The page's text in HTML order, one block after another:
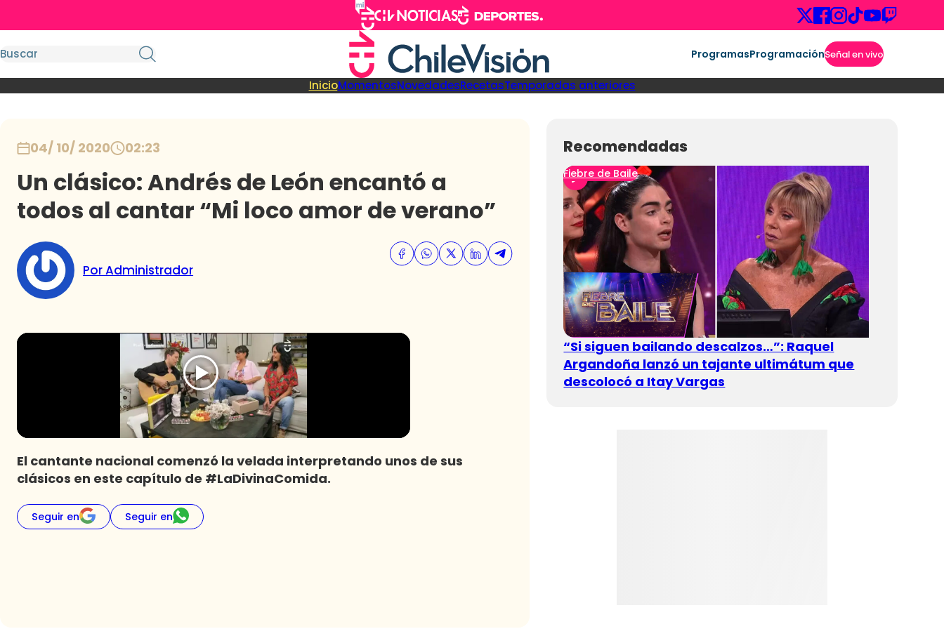
ProgramasProgramaciónSeñal en vivo
InicioMomentosNovedadesRecetasTemporadas anteriores
04/ 10/ 2020 02:23
Un clásico: Andrés de León encantó a
todos al cantar “Mi loco amor de verano”
Por Administrador
El cantante nacional comenzó la velada interpretando unos de sus
clásicos en este capítulo de #LaDivinaComida.
Seguir en Seguir en
Recomendadas
Fiebre de Baile
“Si siguen bailando descalzos…”: Raquel
Argandoña lanzó un tajante ultimátum que
descolocó a Itay Vargas